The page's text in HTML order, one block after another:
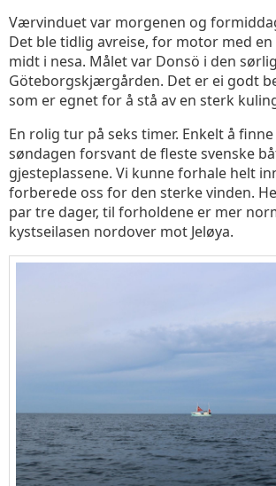
Værvinduet var morgenen og
Det ble tidlig avreise, for motor med en
midt i nesa. Målet var Donsö i den
Göteborgskjærgården. Det er ei godt
som er egnet for å stå av en sterk
En rolig tur på seks timer. Enkelt å
søndagen forsvant de fleste svenske
gjesteplassene. Vi kunne forhale helt
forberede oss for den sterke vinden.
par tre dager, til forholdene er mer
kystseilasen nordover mot Jeløya.